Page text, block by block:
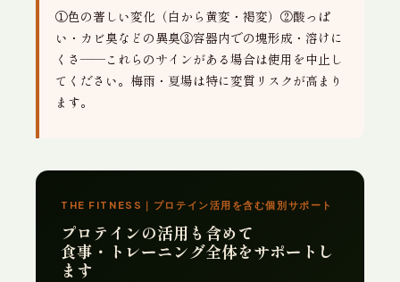
①色の著しい変化（白から黄変・褐変）②酸っぱ
い・カビ臭などの異臭③容器内での塊形成・溶けに
くさ——これらのサインがある場合は使用を中止し
てください。梅雨・夏場は特に変質リスクが高まり
ます。
THE FITNESS｜プロテイン活用を含む個別サポート
プロテインの活用も含めて
食事・トレーニング全体をサポートし
ます